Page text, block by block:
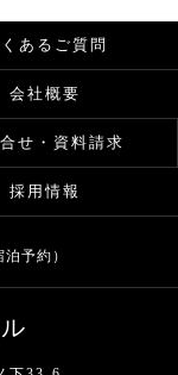
あるご質問
会社概要
せ・資料請求
採用情報
泊予約）